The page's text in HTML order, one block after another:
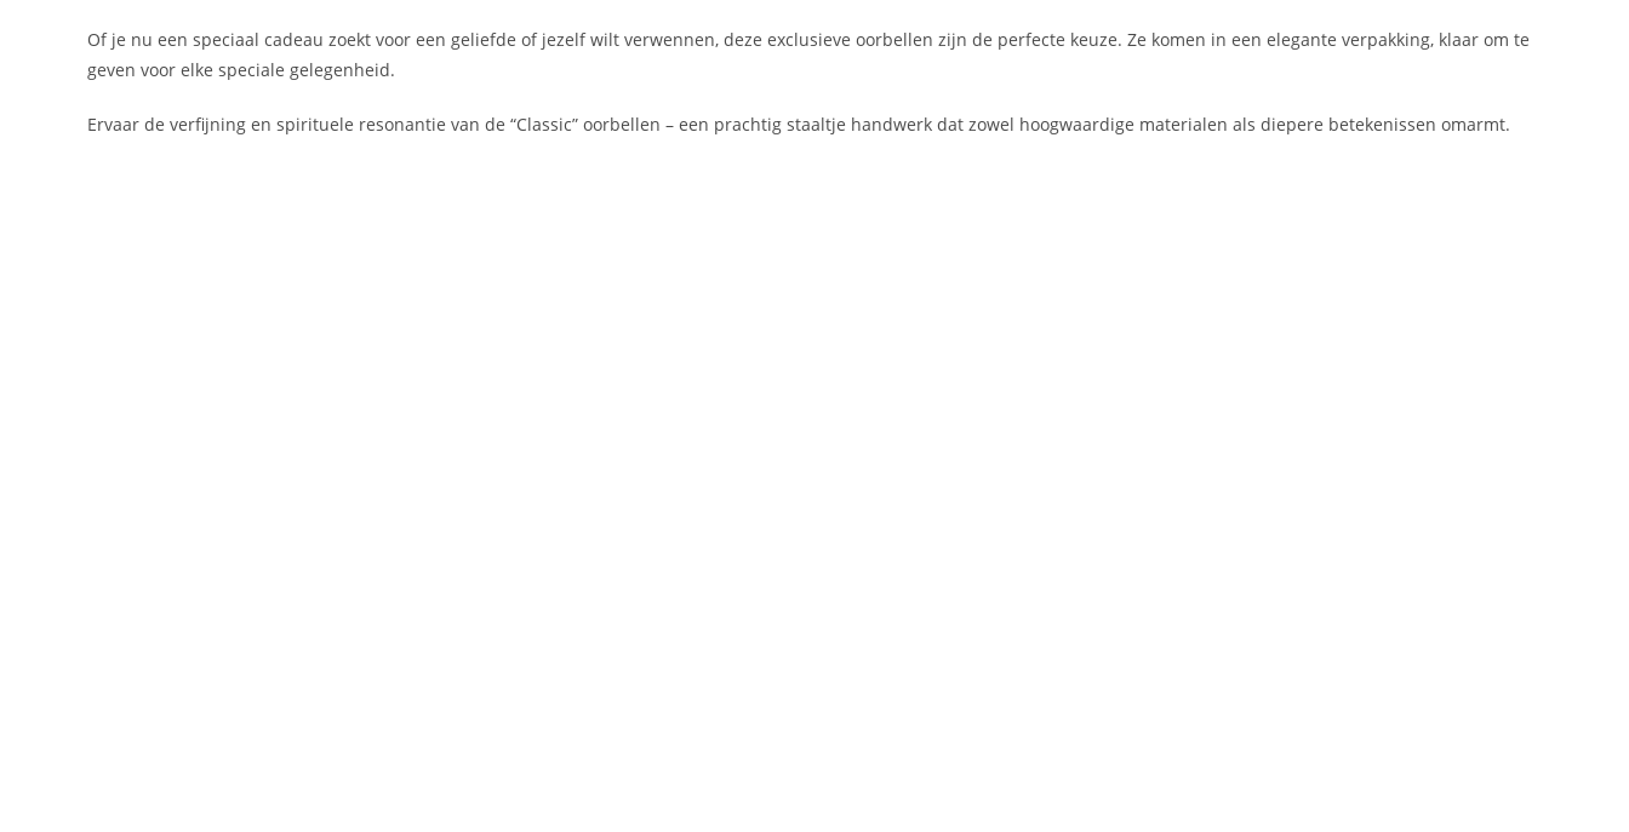
Of je nu een speciaal cadeau zoekt voor een geliefde of jezelf wilt verwennen, deze exclusieve oorbellen zijn de perfecte keuze. Ze komen in een elegante verpakking, klaar om te
geven voor elke speciale gelegenheid.
Ervaar de verfijning en spirituele resonantie van de “Classic” oorbellen – een prachtig staaltje handwerk dat zowel hoogwaardige materialen als diepere betekenissen omarmt.